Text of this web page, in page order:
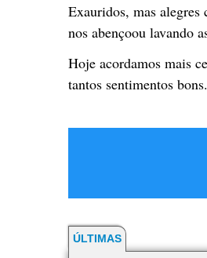
Exauridos, mas
nos abençoou lavando
Hoje acordamos mais
tantos sentimentos bons.
ÚLTIMAS